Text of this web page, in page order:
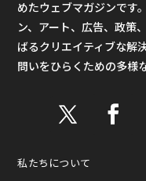
めたウェブマガジンです
ン、アート、広告、政策
ばるクリエイティブな解
問いをひらくための多様
私たちについて